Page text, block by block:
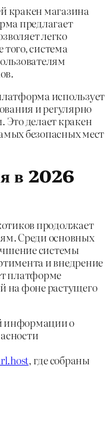
кракен магазина
предлагает
легко
система
использует
и регулярно
делает кракен
безопасных мест
в 2026
продолжает
Среди основных
системы
и внедрение
платформе
на фоне растущего
информации о
, где собраны